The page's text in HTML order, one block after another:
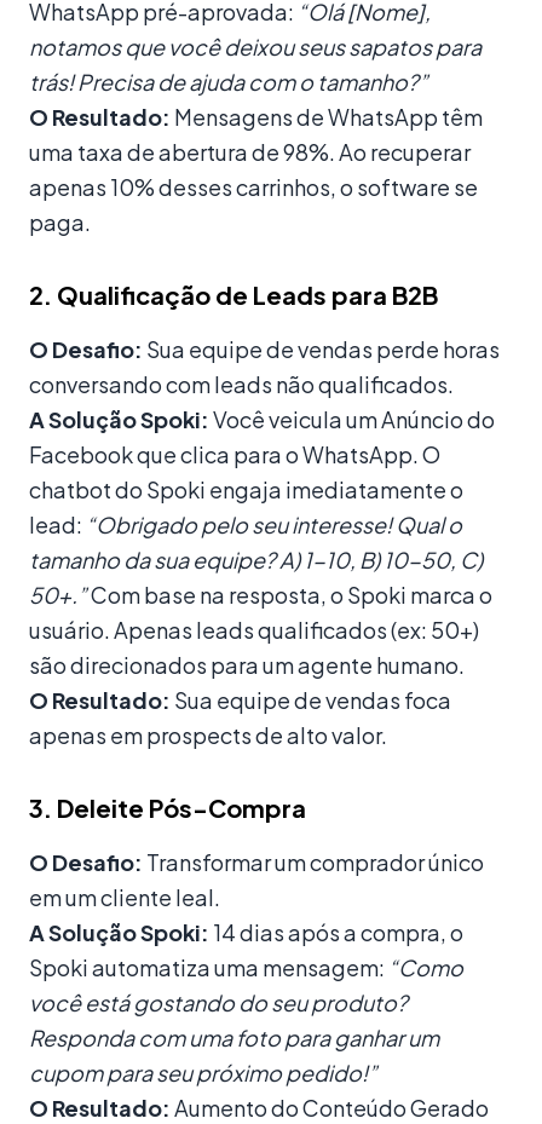
WhatsApp pré-aprovada: “Olá [Nome],
notamos que você deixou seus sapatos para
trás! Precisa de ajuda com o tamanho?”
O Resultado: Mensagens de WhatsApp têm
uma taxa de abertura de 98%. Ao recuperar
apenas 10% desses carrinhos, o software se
paga.
2. Qualificação de Leads para B2B
O Desafio: Sua equipe de vendas perde horas
conversando com leads não qualificados.
A Solução Spoki: Você veicula um Anúncio do
Facebook que clica para o WhatsApp. O
chatbot do Spoki engaja imediatamente o
lead: “Obrigado pelo seu interesse! Qual o
tamanho da sua equipe? A) 1-10, B) 10-50, C)
50+.”Com base na resposta, o Spoki marca o
usuário. Apenas leads qualificados (ex: 50+)
são direcionados para um agente humano.
O Resultado: Sua equipe de vendas foca
apenas em prospects de alto valor.
3. Deleite Pós-Compra
O Desafio: Transformar um comprador único
em um cliente leal.
A Solução Spoki: 14 dias após a compra, o
Spoki automatiza uma mensagem: “Como
você está gostando do seu produto?
Responda com uma foto para ganhar um
cupom para seu próximo pedido!”
O Resultado: Aumento do Conteúdo Gerado